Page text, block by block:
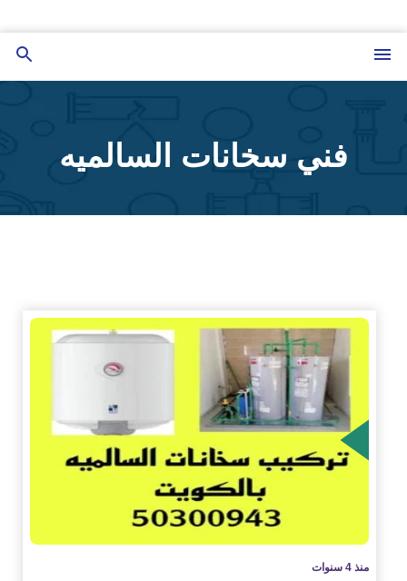
إلى
المحتوى
فني سخانات السالميه
منذ 4 سنوات